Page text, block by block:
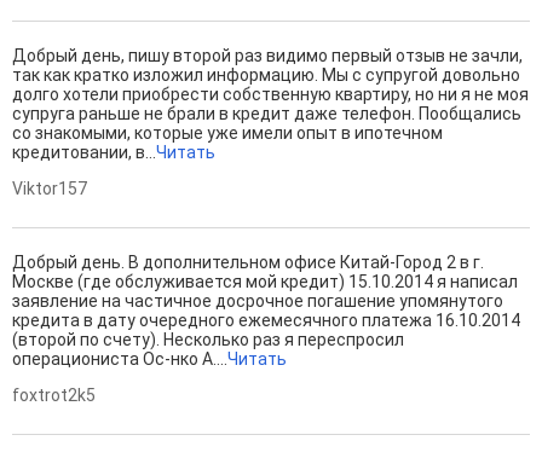
Добрый день, пишу второй раз видимо первый отзыв не зачли,
так как кратко изложил информацию. Мы с супругой довольно
долго хотели приобрести собственную квартиру, но ни я не моя
супруга раньше не брали в кредит даже телефон. Пообщались
со знакомыми, которые уже имели опыт в ипотечном
кредитовании, в... Читать
Viktor157
Добрый день. В дополнительном офисе Китай-Город 2 в г.
Москве (где обслуживается мой кредит) 15.10.2014 я написал
заявление на частичное досрочное погашение упомянутого
кредита в дату очередного ежемесячного платежа 16.10.2014
(второй по счету). Несколько раз я переспросил
операциониста Ос-нко А.... Читать
foxtrot2k5